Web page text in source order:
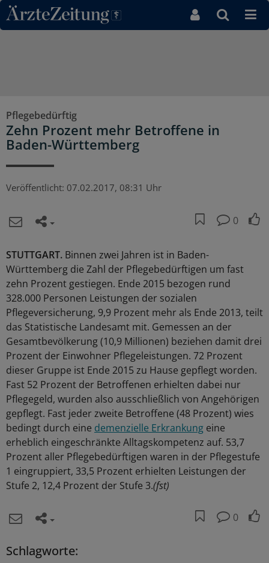
Direkt zum Inhaltsbereich
Pflegebedürftig
Zehn Prozent mehr Betroffene in
Baden-Württemberg
Veröffentlicht: 07.02.2017, 08:31 Uhr
0
STUTTGART. Binnen zwei Jahren ist in Baden-
Württemberg die Zahl der Pflegebedürftigen um fast
zehn Prozent gestiegen. Ende 2015 bezogen rund
328.000 Personen Leistungen der sozialen
Pflegeversicherung, 9,9 Prozent mehr als Ende 2013, teilt
das Statistische Landesamt mit. Gemessen an der
Gesamtbevölkerung (10,9 Millionen) beziehen damit drei
Prozent der Einwohner Pflegeleistungen. 72 Prozent
dieser Gruppe ist Ende 2015 zu Hause gepflegt worden.
Fast 52 Prozent der Betroffenen erhielten dabei nur
Pflegegeld, wurden also ausschließlich von Angehörigen
gepflegt. Fast jeder zweite Betroffene (48 Prozent) wies
bedingt durch eine demenzielle Erkrankung eine
erheblich eingeschränkte Alltagskompetenz auf. 53,7
Prozent aller Pflegebedürftigen waren in der Pflegestufe
1 eingruppiert, 33,5 Prozent erhielten Leistungen der
Stufe 2, 12,4 Prozent der Stufe 3.(fst)
0
Schlagworte: